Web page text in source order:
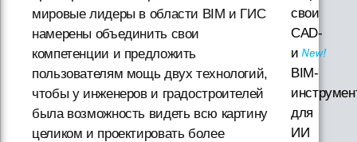
мировые лидеры в области BIM и ГИС
намерены объединить свои
компетенции и предложить
пользователям мощь двух технологий,
чтобы у инженеров и градостроителей
была возможность видеть всю картину
целиком и проектировать более
свои
CAD-
и
BIM-
для
ИИ